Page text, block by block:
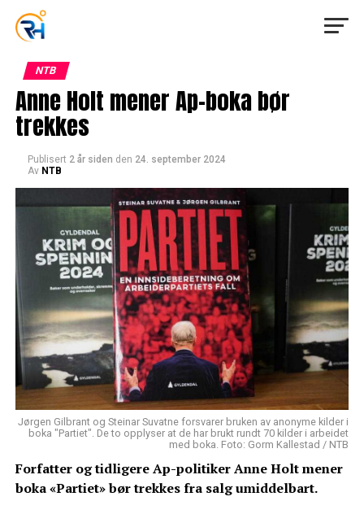
NTB
Anne Holt mener Ap-boka bør
trekkes
Publisert 2 år siden den 24. september 2024
Av NTB
Jørgen Gilbrant og Steinar Suvatne forsvarer bruken av anonyme kilder i
boka "Partiet". De to opplyser at de har brukt rundt 70 kilder i arbeidet
med boka. Foto: Gorm Kallestad / NTB
Forfatter og tidligere Ap-politiker Anne Holt mener
boka «Partiet» bør trekkes fra salg umiddelbart.